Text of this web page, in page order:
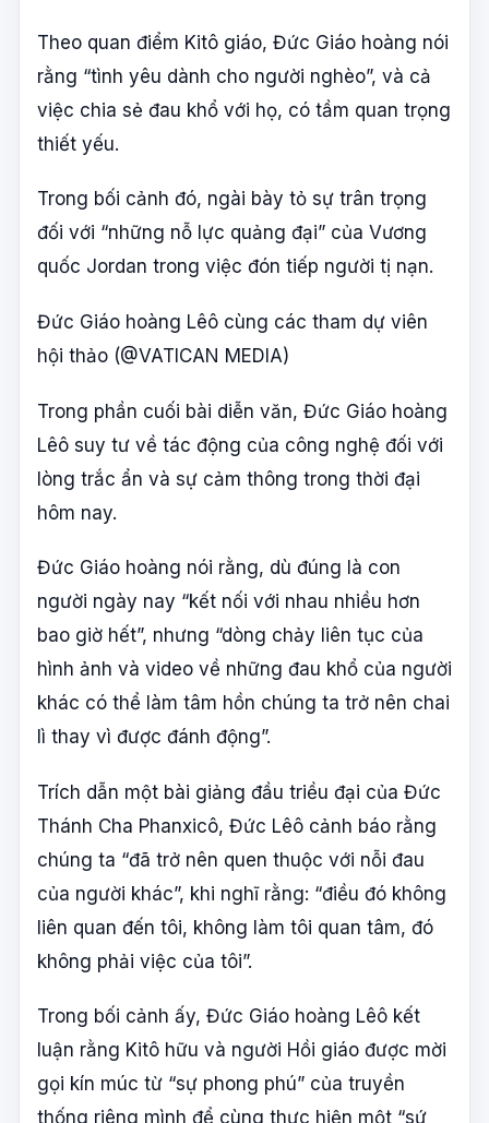
Theo quan điểm Kitô giáo, Đức Giáo hoàng nói
rằng “tình yêu dành cho người nghèo”, và cả
việc chia sẻ đau khổ với họ, có tầm quan trọng
thiết yếu.
Trong bối cảnh đó, ngài bày tỏ sự trân trọng
đối với “những nỗ lực quảng đại” của Vương
quốc Jordan trong việc đón tiếp người tị nạn.
Đức Giáo hoàng Lêô cùng các tham dự viên
hội thảo (@VATICAN MEDIA)
Trong phần cuối bài diễn văn, Đức Giáo hoàng
Lêô suy tư về tác động của công nghệ đối với
lòng trắc ẩn và sự cảm thông trong thời đại
hôm nay.
Đức Giáo hoàng nói rằng, dù đúng là con
người ngày nay “kết nối với nhau nhiều hơn
bao giờ hết”, nhưng “dòng chảy liên tục của
hình ảnh và video về những đau khổ của người
khác có thể làm tâm hồn chúng ta trở nên chai
lì thay vì được đánh động”.
Trích dẫn một bài giảng đầu triều đại của Đức
Thánh Cha Phanxicô, Đức Lêô cảnh báo rằng
chúng ta “đã trở nên quen thuộc với nỗi đau
của người khác”, khi nghĩ rằng: “điều đó không
liên quan đến tôi, không làm tôi quan tâm, đó
không phải việc của tôi”.
Trong bối cảnh ấy, Đức Giáo hoàng Lêô kết
luận rằng Kitô hữu và người Hồi giáo được mời
gọi kín múc từ “sự phong phú” của truyền
thống riêng mình để cùng thực hiện một “sứ